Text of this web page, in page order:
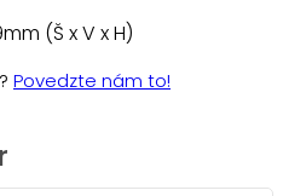
(Š x V x H)
Povedzte nám to!